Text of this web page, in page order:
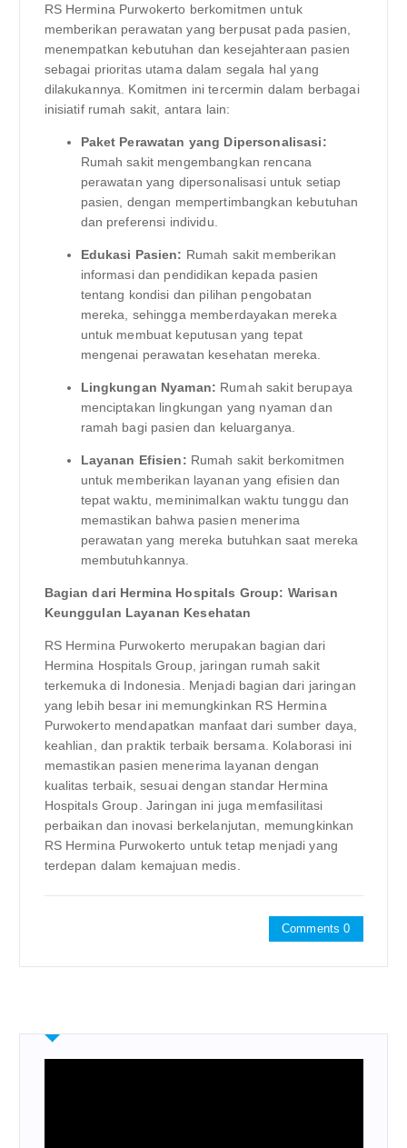
RS Hermina Purwokerto berkomitmen untuk
memberikan perawatan yang berpusat pada pasien,
menempatkan kebutuhan dan kesejahteraan pasien
sebagai prioritas utama dalam segala hal yang
dilakukannya. Komitmen ini tercermin dalam berbagai
inisiatif rumah sakit, antara lain:
Paket Perawatan yang Dipersonalisasi:
Rumah sakit mengembangkan rencana
perawatan yang dipersonalisasi untuk setiap
pasien, dengan mempertimbangkan kebutuhan
dan preferensi individu.
Edukasi Pasien: Rumah sakit memberikan
informasi dan pendidikan kepada pasien
tentang kondisi dan pilihan pengobatan
mereka, sehingga memberdayakan mereka
untuk membuat keputusan yang tepat
mengenai perawatan kesehatan mereka.
Lingkungan Nyaman: Rumah sakit berupaya
menciptakan lingkungan yang nyaman dan
ramah bagi pasien dan keluarganya.
Layanan Efisien: Rumah sakit berkomitmen
untuk memberikan layanan yang efisien dan
tepat waktu, meminimalkan waktu tunggu dan
memastikan bahwa pasien menerima
perawatan yang mereka butuhkan saat mereka
membutuhkannya.
Bagian dari Hermina Hospitals Group: Warisan
Keunggulan Layanan Kesehatan
RS Hermina Purwokerto merupakan bagian dari
Hermina Hospitals Group, jaringan rumah sakit
terkemuka di Indonesia. Menjadi bagian dari jaringan
yang lebih besar ini memungkinkan RS Hermina
Purwokerto mendapatkan manfaat dari sumber daya,
keahlian, dan praktik terbaik bersama. Kolaborasi ini
memastikan pasien menerima layanan dengan
kualitas terbaik, sesuai dengan standar Hermina
Hospitals Group. Jaringan ini juga memfasilitasi
perbaikan dan inovasi berkelanjutan, memungkinkan
RS Hermina Purwokerto untuk tetap menjadi yang
terdepan dalam kemajuan medis.
Comments 0